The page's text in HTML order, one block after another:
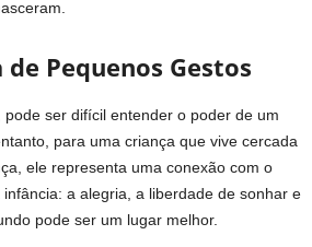
Pequenos Gestos
ser difícil entender o poder de um
para uma criança que vive cercada
ele representa uma conexão com o
a alegria, a liberdade de sonhar e
pode ser um lugar melhor.